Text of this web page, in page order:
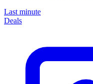
Last minute
Deals